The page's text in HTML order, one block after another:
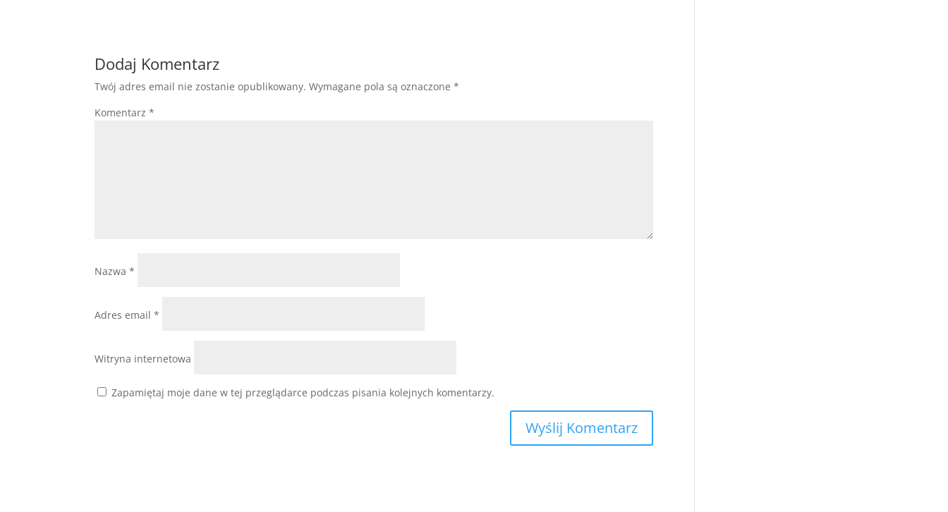
Dodaj Komentarz
Twój adres email nie zostanie opublikowany. Wymagane pola są oznaczone*
Komentarz*
Nazwa*
Adres email*
Witryna internetowa
Zapamiętaj moje dane w tej przeglądarce podczas pisania kolejnych komentarzy.